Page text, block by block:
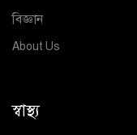
বিজ্ঞান
About Us
স্বাস্থ্য